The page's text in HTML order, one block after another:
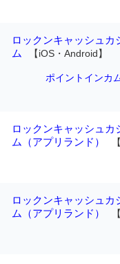
ロックンキャッシュカ
ム
【iOS・Android】
ポイントインカ
ロックンキャッシュカ
ム（アプリランド）
ロックンキャッシュカ
ム（アプリランド）